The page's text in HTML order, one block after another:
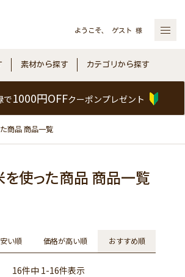
ようこそ、 ゲスト 様
素材から探す カテゴリから探す
で1000円OFFクーポンプレゼント
商品 商品一覧
を使った商品 商品一覧
い順 価格が高い順 おすすめ順
16件中 1-16件表示